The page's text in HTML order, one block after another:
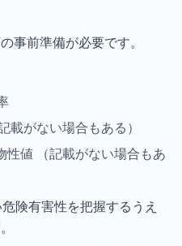
事前準備が必要です。
載がない場合もある）
性値 （記載がない場合もあ
険有害性を把握するうえ